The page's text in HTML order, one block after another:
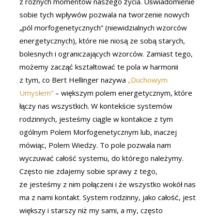
sobie tych wpływów pozwala na tworzenie nowych
„pól morfogenetycznych” (niewidzialnych wzorców
energetycznych), które nie niosą ze sobą starych,
bolesnych i ograniczających wzorców. Zamiast tego,
możemy zacząć kształtować te pola w harmonii
z tym, co Bert Hellinger nazywa „Duchowym
Umysłem” – większym polem energetycznym, które
łączy nas wszystkich. W kontekście systemów
rodzinnych, jesteśmy ciągle w kontakcie z tym
ogólnym Polem Morfogenetycznym lub, inaczej
mówiąc, Polem Wiedzy. To pole pozwala nam
wyczuwać całość systemu, do którego należymy.
Często nie zdajemy sobie sprawy z tego,
że jesteśmy z nim połączeni i że wszystko wokół nas
ma z nami kontakt. System rodzinny, jako całość, jest
większy i starszy niż my sami, a my, często